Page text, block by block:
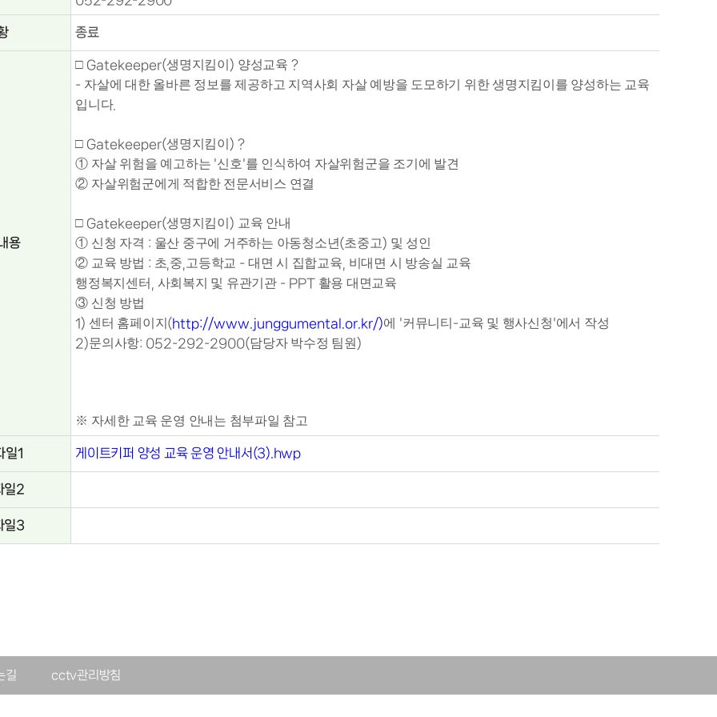
종료
용
□ Gatekeeper(생명지킴이 ) 양성교육 ?
- 자살에 대한 올바른 정보를 제공하고 지역사회 자살 예방을 도모하기 위한 생명지킴이를 양성하는 교육
입니다.
□ Gatekeeper(생명지킴이 ) ?
① 자살 위험을 예고하는 '신호'를 인식하여 자살위험군을 조기에 발견
② 자살위험군에게 적합한 전문서비스 연결
□ Gatekeeper(생명지킴이 ) 교육 안내
① 신청 자격 : 울산 중구에 거주하는 아동청소년(초중고 ) 및 성인
② 교육 방법 : 초,중,고등학교 - 대면 시 집합교육, 비대면 시 방송실 교육
행정복지센터 , 사회복지 및 유관기관 - PPT 활용 대면교육
③ 신청 방법
1) 센터 홈페이지 (http://www.junggumental.or.kr/)에 '커뮤니티 -교육 및 행사신청'에서 작성
2)문의사항: 052-292-2900(담당자 박수정 팀원 )
※ 자세한 교육 운영 안내는 첨부파일 참고
일1 게이트키퍼 양성 교육 운영 안내서(3).hwp
일2
일3
길 cctv관리방침